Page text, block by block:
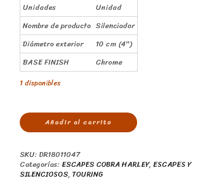
Unidades
Unidad
Nombre de producto Silenciador
Diámetro exterior
10 cm (4″)
BASE FINISH
Chrome
1 disponibles
Añadir al carrito
SKU: DR18011047
Categorías: ESCAPES COBRA HARLEY, ESCAPES Y
SILENCIOSOS, TOURING